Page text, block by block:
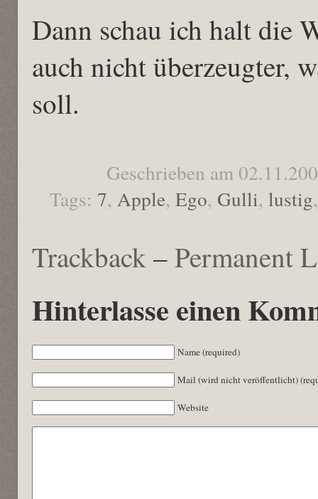
Dann schau ich halt die
auch nicht überzeugter,
soll.
Geschrieben am
Tags: 7, Apple, Ego, Gulli, lustig
Trackback–Permanent
Hinterlasse einen
Name (required)
Mail (wird nicht veröffentlicht)
Website